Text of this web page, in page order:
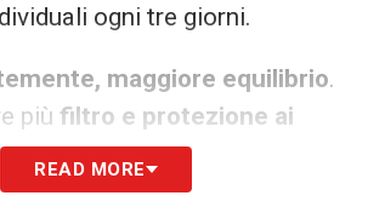
ogni tre giorni.
maggiore equilibrio.
più filtro e protezione ai
tra le mura amiche.
del Bologna
READ MORE